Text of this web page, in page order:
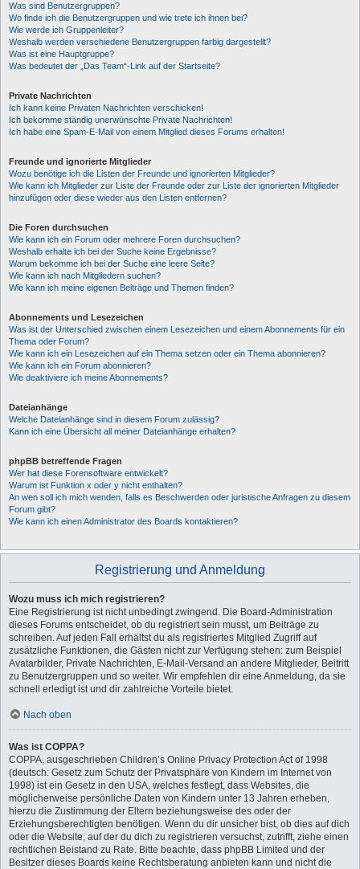
Was sind Benutzergruppen?
Wo finde ich die Benutzergruppen und wie trete ich ihnen bei?
Wie werde ich Gruppenleiter?
Weshalb werden verschiedene Benutzergruppen farbig dargestellt?
Was ist eine Hauptgruppe?
Was bedeutet der „Das Team“-Link auf der Startseite?
Private Nachrichten
Ich kann keine Privaten Nachrichten verschicken!
Ich bekomme ständig unerwünschte Private Nachrichten!
Ich habe eine Spam-E-Mail von einem Mitglied dieses Forums erhalten!
Freunde und ignorierte Mitglieder
Wozu benötige ich die Listen der Freunde und ignorierten Mitglieder?
Wie kann ich Mitglieder zur Liste der Freunde oder zur Liste der ignorierten Mitglieder
hinzufügen oder diese wieder aus den Listen entfernen?
Die Foren durchsuchen
Wie kann ich ein Forum oder mehrere Foren durchsuchen?
Weshalb erhalte ich bei der Suche keine Ergebnisse?
Warum bekomme ich bei der Suche eine leere Seite?
Wie kann ich nach Mitgliedern suchen?
Wie kann ich meine eigenen Beiträge und Themen finden?
Abonnements und Lesezeichen
Was ist der Unterschied zwischen einem Lesezeichen und einem Abonnements für ein
Thema oder Forum?
Wie kann ich ein Lesezeichen auf ein Thema setzen oder ein Thema abonnieren?
Wie kann ich ein Forum abonnieren?
Wie deaktiviere ich meine Abonnements?
Dateianhänge
Welche Dateianhänge sind in diesem Forum zulässig?
Kann ich eine Übersicht all meiner Dateianhänge erhalten?
phpBB betreffende Fragen
Wer hat diese Forensoftware entwickelt?
Warum ist Funktion x oder y nicht enthalten?
An wen soll ich mich wenden, falls es Beschwerden oder juristische Anfragen zu diesem
Forum gibt?
Wie kann ich einen Administrator des Boards kontaktieren?
Registrierung und Anmeldung
Wozu muss ich mich registrieren?
Eine Registrierung ist nicht unbedingt zwingend. Die Board-Administration
dieses Forums entscheidet, ob du registriert sein musst, um Beiträge zu
schreiben. Auf jeden Fall erhältst du als registriertes Mitglied Zugriff auf
zusätzliche Funktionen, die Gästen nicht zur Verfügung stehen: zum Beispiel
Avatarbilder, Private Nachrichten, E-Mail-Versand an andere Mitglieder, Beitritt
zu Benutzergruppen und so weiter. Wir empfehlen dir eine Anmeldung, da sie
schnell erledigt ist und dir zahlreiche Vorteile bietet.
Nach oben
Was ist COPPA?
COPPA, ausgeschrieben Children’s Online Privacy Protection Act of 1998
(deutsch: Gesetz zum Schutz der Privatsphäre von Kindern im Internet von
1998) ist ein Gesetz in den USA, welches festlegt, dass Websites, die
möglicherweise persönliche Daten von Kindern unter 13 Jahren erheben,
hierzu die Zustimmung der Eltern beziehungsweise des oder der
Erziehungsberechtigten benötigen. Wenn du dir unsicher bist, ob dies auf dich
oder die Website, auf der du dich zu registrieren versuchst, zutrifft, ziehe einen
rechtlichen Beistand zu Rate. Bitte beachte, dass phpBB Limited und der
Besitzer dieses Boards keine Rechtsberatung anbieten kann und nicht die